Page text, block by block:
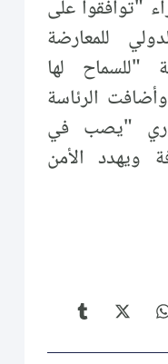
"توافقوا على
للمعارضة
"للسماح لها
الرئاسة
"يصب في
ويهدد الأمن